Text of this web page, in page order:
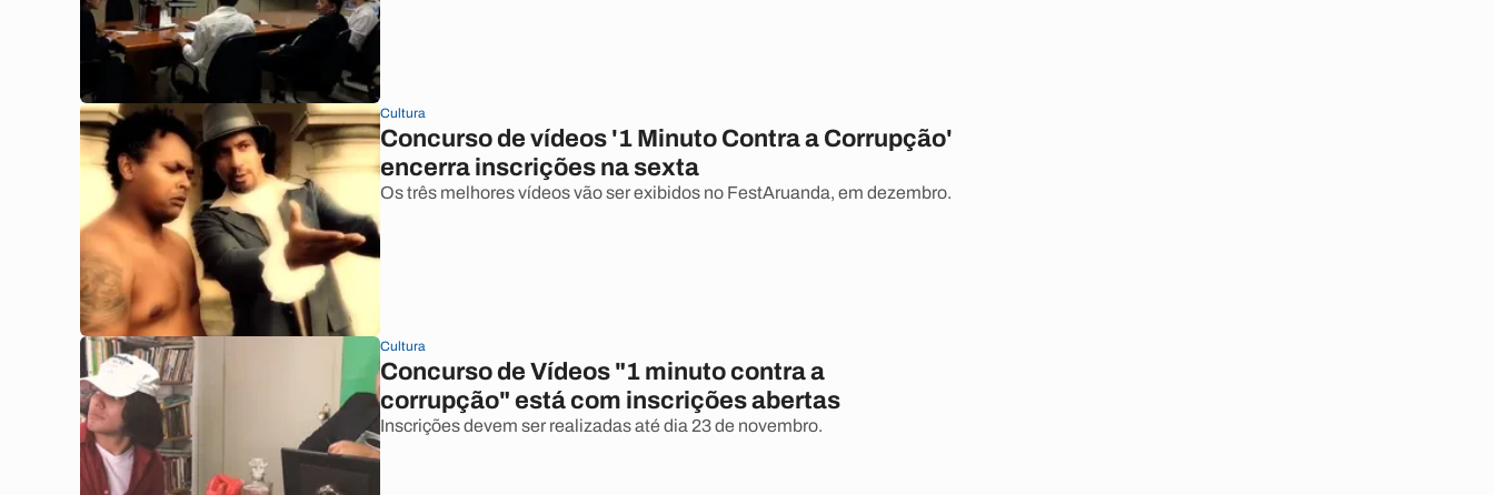
Cultura
Concurso de vídeos '1 Minuto Contra a Corrupção'
encerra inscrições na sexta
Os três melhores vídeos vão ser exibidos no FestAruanda, em dezembro.
Cultura
Concurso de Vídeos "1 minuto contra a
corrupção" está com inscrições abertas
Inscrições devem ser realizadas até dia 23 de novembro.